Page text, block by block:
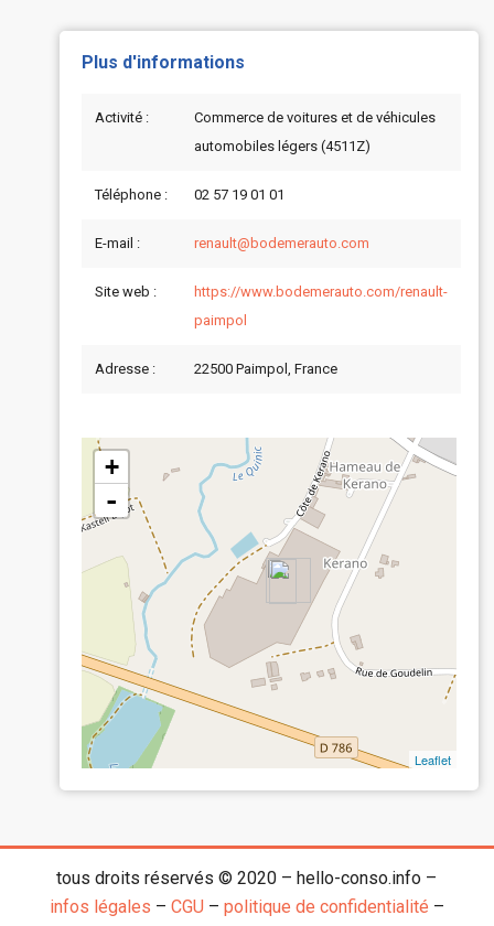
Plus d'informations
Activité :
Commerce de voitures et de véhicules
automobiles légers (4511Z)
Téléphone : 02 57 19 01 01
E-mail : renault@bodemerauto.com
Site web :
https://www.bodemerauto.com/renault-
paimpol
Adresse : 22500 Paimpol, France
+
-
Leaflet
tous droits réservés © 2020 – hello-conso.info –
infos légales – CGU – politique de confidentialité –